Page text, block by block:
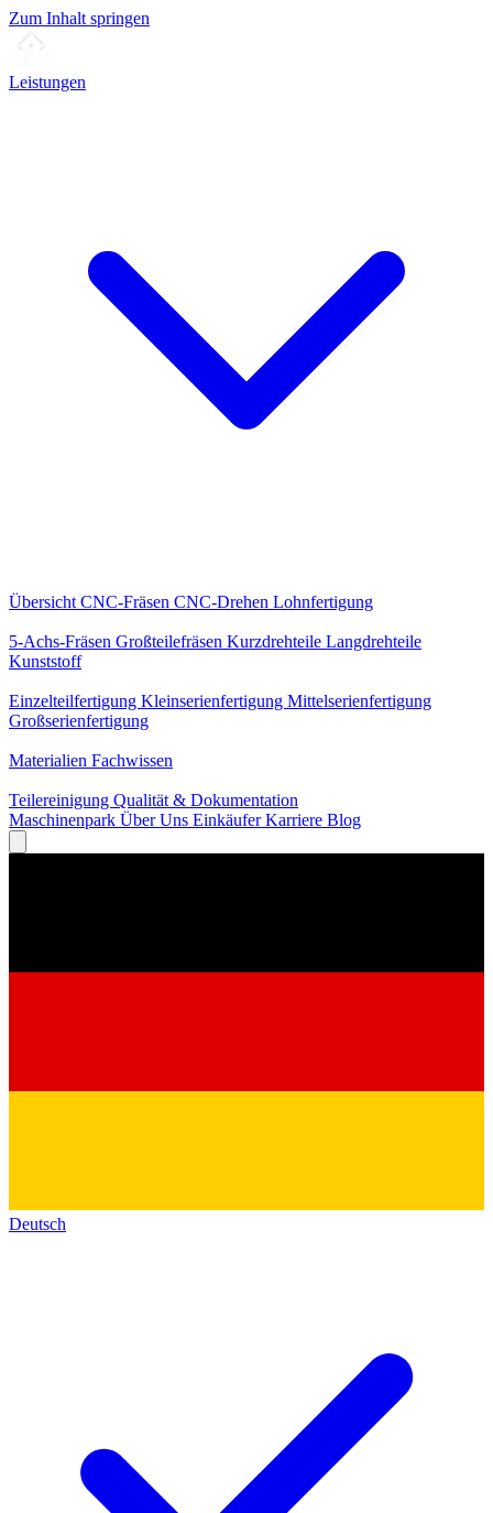
Zum Inhalt springen
Leistungen
Übersicht CNC-Fräsen CNC-Drehen Lohnfertigung
5-Achs-Fräsen Großteilefräsen Kurzdrehteile Langdrehteile
Kunststoff
Einzelteilfertigung Kleinserienfertigung Mittelserienfertigung
Großserienfertigung
Materialien Fachwissen
Teilereinigung Qualität & Dokumentation
Maschinenpark Über Uns EinkäuferKarriere Blog
Deutsch